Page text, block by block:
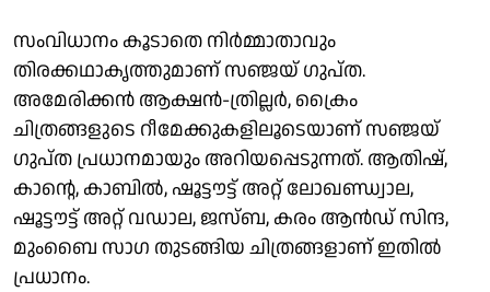
സംവിധാനം കൂടാതെ നിര്‍മ്മാതാവും
തിരക്കഥാകൃത്തുമാണ് സഞ്ജയ് ഗുപ്ത.
അമേരിക്കന്‍ ആക്ഷന്‍-ത്രില്ലര്‍, ക്രൈം
ചിത്രങ്ങളുടെ റീമേക്കുകളിലൂടെയാണ് സഞ്ജയ്
ഗുപ്ത പ്രധാനമായും അറിയപ്പെടുന്നത്. ആതിഷ്,
കാന്റെ, കാബില്‍, ഷൂട്ടൗട്ട് അറ്റ് ലോഖണ്ഡ്വാല,
ഷൂട്ടൗട്ട് അറ്റ് വഡാല, ജസ്ബ, കരം ആന്‍ഡ് സിന്ദ,
മുംബൈ സാഗ തുടങ്ങിയ ചിത്രങ്ങളാണ് ഇതില്‍
പ്രധാനം.